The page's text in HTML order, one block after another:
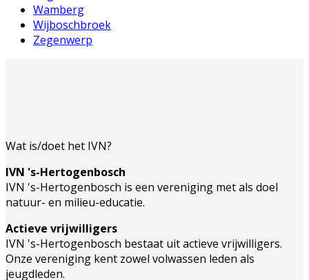
Wamberg
Wijboschbroek
Zegenwerp
Wat is/doet het IVN?
IVN 's-Hertogenbosch
IVN 's-Hertogenbosch is een vereniging met als doel
natuur- en milieu-educatie.
Actieve vrijwilligers
IVN 's-Hertogenbosch bestaat uit actieve vrijwilligers.
Onze vereniging kent zowel volwassen leden als
jeugdleden.